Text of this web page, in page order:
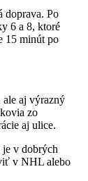
doprava. Po
6 a 8, ktoré
15 minút po
ale aj výrazný
zo
aj ulice.
v dobrých
v NHL alebo